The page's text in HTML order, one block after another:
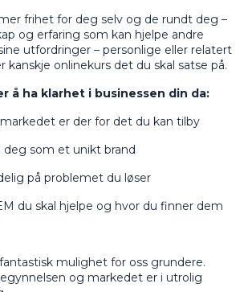
frihet for deg selv og de rundt deg –
og erfaring som kan hjelpe andre
utfordringer – personlige eller relatert
kanskje onlinekurs det du skal satse på.
å ha klarhet i businessen din da:
er der for det du kan tilby
som et unikt brand
på problemet du løser
du skal hjelpe og hvor du finner dem
mulighet for oss grundere.
og markedet er i utrolig